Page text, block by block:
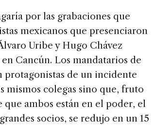
por las grabaciones que
mexicanos que presenciaron
Uribe y Hugo Chávez
Cancún. Los mandatarios de
protagonistas de un incidente
mismos colegas sino que, fruto
ambos están en el poder, el
socios, se redujo en un 15